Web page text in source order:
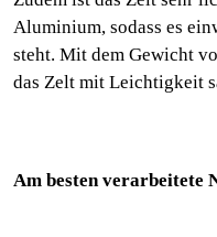
Aluminium, sodass es
steht. Mit dem Gewicht
das Zelt mit Leichtigkeit
Am besten verarbeitete